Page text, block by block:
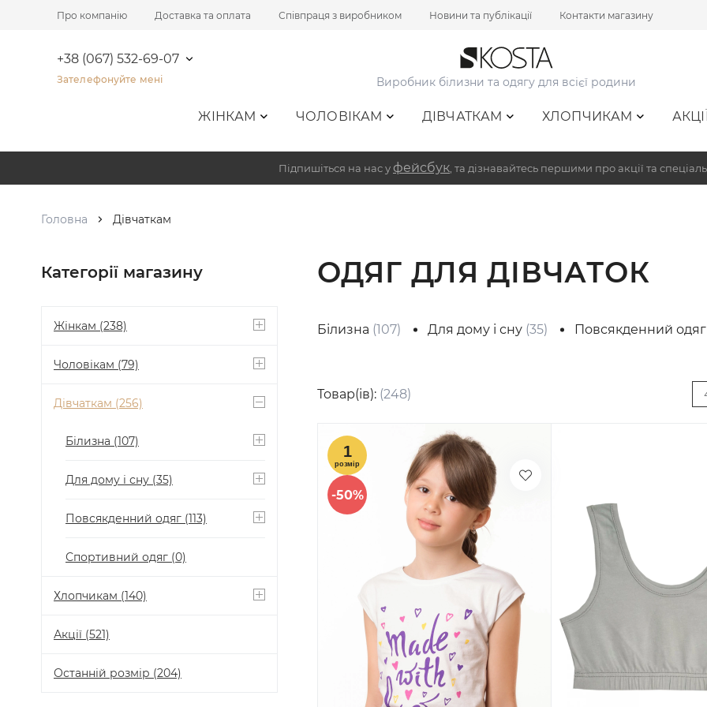
Про компанію Доставка та оплата Співпраця з виробником Новини та публікації Контакти магазину
+38 (067) 532-69-07
Зателефонуйте мені Виробник білизни та одягу для всієї родини
ЖІНКАМ ЧОЛОВІКАМ ДІВЧАТКАМ ХЛОПЧИКАМ
Підпишіться на нас у фейсбук , та дізнавайтесь першими про акції та
Головна Дівчаткам
Категорії магазину
Жінкам (238)
Чоловікам (79)
Дівчаткам (256)
Білизна (107)
Для дому і сну (35)
Повсякденний одяг (113)
Спортивний одяг (0)
Хлопчикам (140)
Акції (521)
Останній розмір (204)
ОДЯГ ДЛЯ ДІВЧАТОК
Білизна (107) Для дому і сну (35) Повсякденний
Товар(ів): (248)
-50%